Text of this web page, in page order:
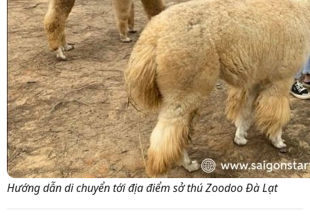
Hướng dẫn di chuyển tới địa điểm sở thú Zoodoo Đà Lạt